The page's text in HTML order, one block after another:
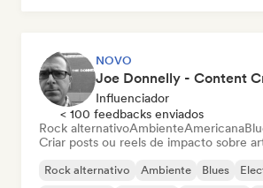
NOVO
Joe Donnelly - Content
Influenciador
< 100 feedbacks enviados
Rock alternativoAmbienteAmericana
Criar posts ou reels de impacto sobre
Rock alternativo Ambiente Blues